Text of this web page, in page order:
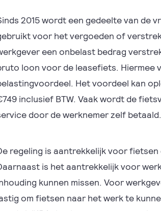
2015 wordt een gedeelte van de
voor het vergoeden of
een onbelast bedrag
loon voor de leasefiets. Hiermee
Het voordeel kan
inclusief BTW. Vaak wordt de
door de werknemer zelf betaald.
regeling is aantrekkelijk voor
is het aantrekkelijk voor
kunnen missen. Voor
om fietsen naar het werk te